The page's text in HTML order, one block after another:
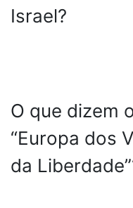
Israel?
O que dizem
“Europa dos
da